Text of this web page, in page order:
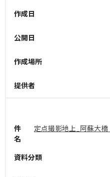
作成日
公開日
作成場所
提供者
件
名
定点撮影地上_阿蘇大
資料分類